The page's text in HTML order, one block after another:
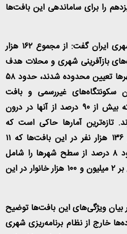
را برای ساماندهی این بافت‌ها
مدیرعامل شرکت بازآفرینی شهری ایران گفت: از مجموع ۱۶۲ هزار
بازآفرینی شهری و محلات هدف
طرح در کمیسیون ماده ۵ شهرها تعیین محدوده شدند، حدود ۵۸
به عنوان سکونتگاه‌های غیررسمی و بافت
حاشیه‌ای شناخته می‌شوند که بیش از ۹۰ درصد از آنها در درون
تازه‌ترین آمارها حاکی است که
جمعیتی بالغ بر ۷ میلیون و ۱۳۶ هزار نفر در این بافت‌ها که ۱۱
درصد جمعیت شهری و حدود ۸ درصد از سطح شهرها را شامل
می‌شود، ساکن هستند و بالغ بر ۲ میلیون و ۱۰۰ هزار خانوار در این
بیان ویژگی‌های این بافت‌ها توضیح
خارج از نظام برنامه‌ریزی شهری